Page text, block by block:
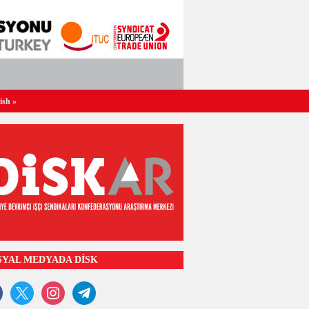
»
MEDYADA DİSK
x instagramtelegram